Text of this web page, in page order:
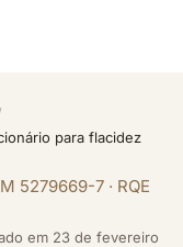
para flacidez
5279669-7 · RQE
em 23 de fevereiro